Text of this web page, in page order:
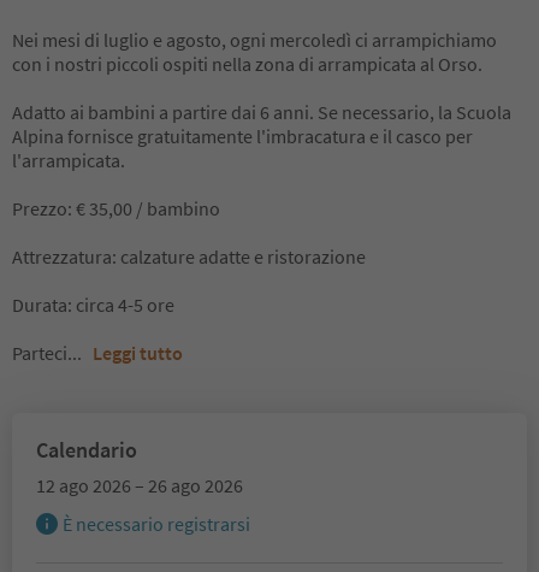
Nei mesi di luglio e agosto, ogni mercoledì ci arrampichiamo
con i nostri piccoli ospiti nella zona di arrampicata al Orso.
Adatto ai bambini a partire dai 6 anni. Se necessario, la Scuola
Alpina fornisce gratuitamente l'imbracatura e il casco per
l'arrampicata.
Prezzo: € 35,00 / bambino
Attrezzatura: calzature adatte e ristorazione
Durata: circa 4-5 ore
Parteci... Leggi tutto
Calendario
12 ago 2026 – 26 ago 2026
È necessario registrarsi